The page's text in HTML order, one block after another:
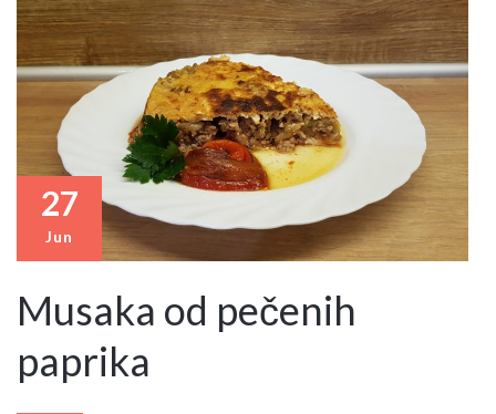
27
Jun
Musaka od pečenih
paprika